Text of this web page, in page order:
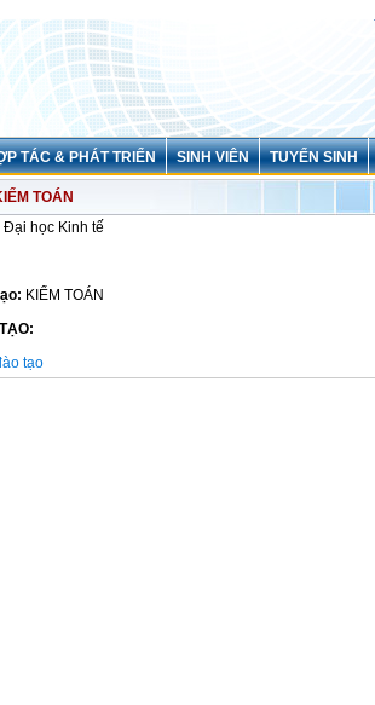
TÁC & PHÁT TRIỂN SINH VIÊN TUYỂN SINH
TOÁN
học Kinh tế
KIỂM TOÁN
tạo